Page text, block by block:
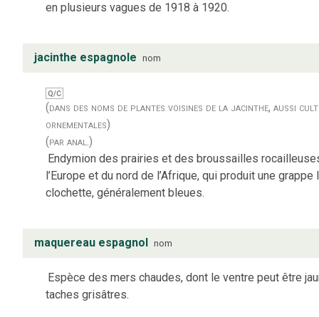
en plusieurs vagues de 1918 à 1920.
jacinthe espagnole nom
Q/C
(dans des noms de plantes voisines de la jacinthe, aussi
ornementales)
(par anal.)
Endymion des prairies et des broussailles
l’Europe et du nord de l’Afrique, qui produit une
clochette, généralement bleues.
maquereau espagnol nom
Espèce des mers chaudes, dont le ventre peut être
taches grisâtres.